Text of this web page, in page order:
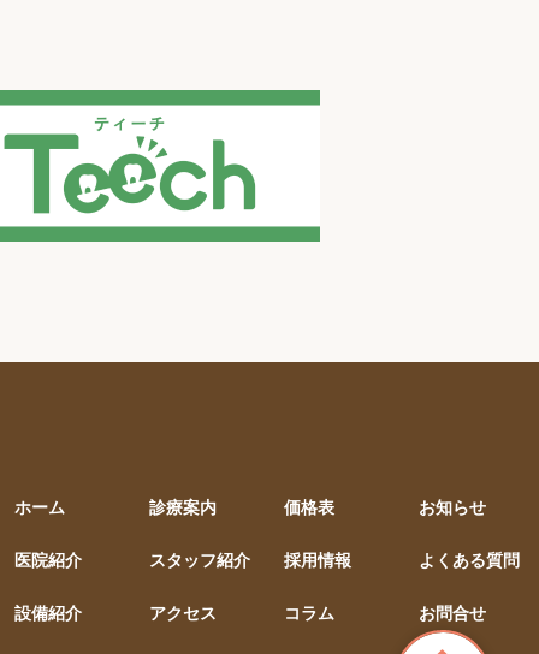
ホーム
医院紹介
設備紹介
診療案内
スタッフ紹介
アクセス
価格表
採用情報
コラム
お知らせ
よくある質問
お問合せ